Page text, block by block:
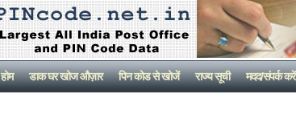
होम डाक घर खोज औज़ार पिन कोड से खोजें राज्य सूची मदद/संपर्क करें